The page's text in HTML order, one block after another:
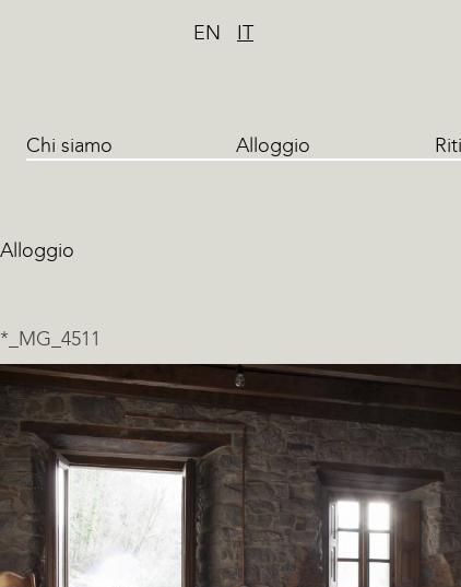
Chi siamo Alloggio
EN IT
Alloggio
*_MG_4511